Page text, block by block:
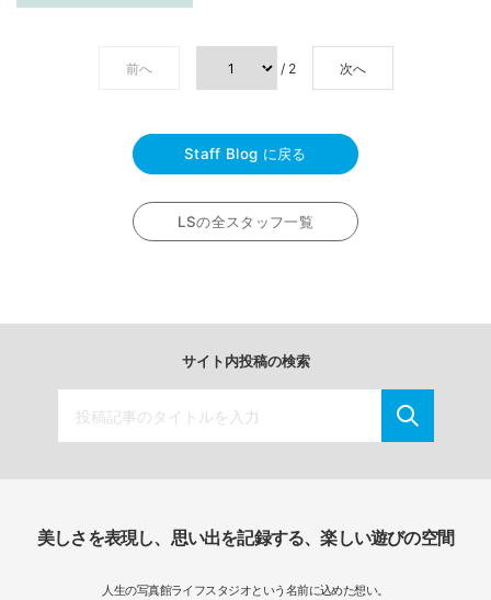
前へ / 2 次へ
Staff Blog に戻る
LSの全スタッフ一覧
サイト内投稿の検索
美しさを表現し、思い出を記録する、楽しい遊びの空間
人生の写真館ライフスタジオという名前に込めた想い。